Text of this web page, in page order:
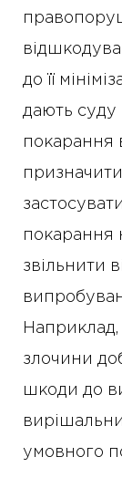
до її
дають суду
покарання
покарання
звільнити
злочини
шкоди до
умовного